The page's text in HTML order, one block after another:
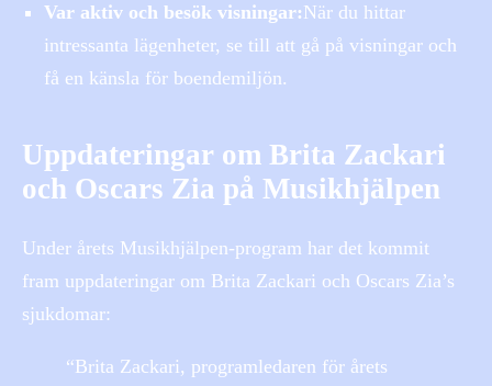
Var aktiv och besök visningar:När du hittar
intressanta lägenheter, se till att gå på visningar och
få en känsla för boendemiljön.
Uppdateringar om Brita Zackari
och Oscars Zia på Musikhjälpen
Under årets Musikhjälpen-program har det kommit
fram uppdateringar om Brita Zackari och Oscars Zia’s
sjukdomar:
“Brita Zackari, programledaren för årets